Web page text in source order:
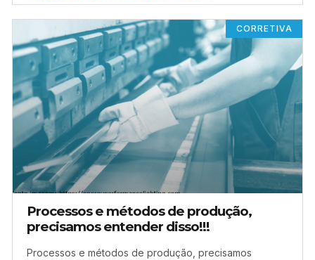
CORRETIVA
Processos e métodos de produção,
precisamos entender disso!!!
Processos e métodos de produção, precisamos